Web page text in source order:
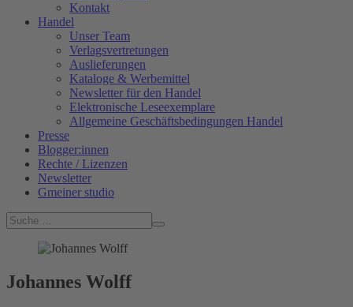
Kontakt
Handel
Unser Team
Verlagsvertretungen
Auslieferungen
Kataloge & Werbemittel
Newsletter für den Handel
Elektronische Leseexemplare
Allgemeine Geschäftsbedingungen Handel
Presse
Blogger:innen
Rechte / Lizenzen
Newsletter
Gmeiner studio
Johannes Wolff